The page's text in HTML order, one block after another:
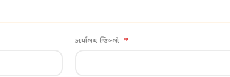
કાર્યાલય જિલ્લો *